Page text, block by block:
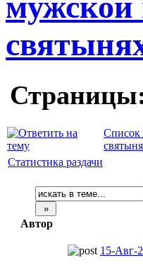
Список
Статистика раздачи
Автор
15-Авг-